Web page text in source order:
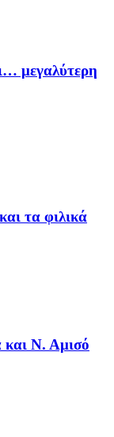
μεγαλύτερη
τα φιλικά
και Ν. Αμισό